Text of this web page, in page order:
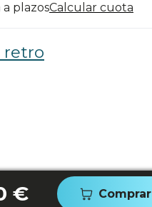
a plazosCalcular cuota
retro
€ Comprar